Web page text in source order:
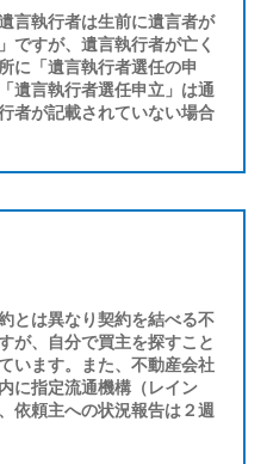
言執行者は生前に遺言者が
ですが、遺言執行者が亡く
に「遺言執行者選任の申
遺言執行者選任申立」は通
者が記載されていない場合
とは異なり契約を結べる不
が、自分で買主を探すこと
います。また、不動産会社
に指定流通機構（レイン
依頼主への状況報告は２週